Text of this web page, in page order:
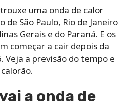
uma onda de calor
São Paulo, Rio de Janeiro
Gerais e do Paraná. E os
começar a cair depois da
Veja a previsão do tempo e
a onda de